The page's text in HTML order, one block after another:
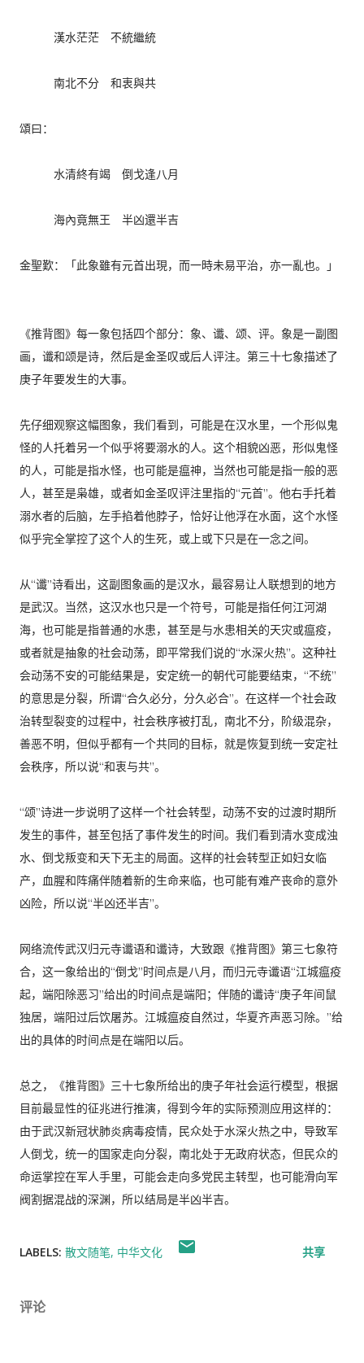
漢水茫茫 不統繼統
南北不分 和衷與共
頌曰：
水清終有竭 倒戈逢八月
海內竟無王 半凶還半吉
金聖歎：「此象雖有元首出現，而一時未易平治，亦一亂也。」
《推背图》每一象包括四个部分：象、谶、颂、评。象是一副图
画，谶和颂是诗，然后是金圣叹或后人评注。第三十七象描述了
庚子年要发生的大事。
先仔细观察这幅图象，我们看到，可能是在汉水里，一个形似鬼
怪的人托着另一个似乎将要溺水的人。这个相貌凶恶，形似鬼怪
的人，可能是指水怪，也可能是瘟神，当然也可能是指一般的恶
人，甚至是枭雄，或者如金圣叹评注里指的“元首”。他右手托着
溺水者的后脑，左手掐着他脖子，恰好让他浮在水面，这个水怪
似乎完全掌控了这个人的生死，或上或下只是在一念之间。
从“谶”诗看出，这副图象画的是汉水，最容易让人联想到的地方
是武汉。当然，这汉水也只是一个符号，可能是指任何江河湖
海，也可能是指普通的水患，甚至是与水患相关的天灾或瘟疫，
或者就是抽象的社会动荡，即平常我们说的“水深火热”。这种社
会动荡不安的可能结果是，安定统一的朝代可能要结束，“不统”
的意思是分裂，所谓“合久必分，分久必合”。在这样一个社会政
治转型裂变的过程中，社会秩序被打乱，南北不分，阶级混杂，
善恶不明，但似乎都有一个共同的目标，就是恢复到统一安定社
会秩序，所以说“和衷与共”。
“颂”诗进一步说明了这样一个社会转型，动荡不安的过渡时期所
发生的事件，甚至包括了事件发生的时间。我们看到清水变成浊
水、倒戈叛变和天下无主的局面。这样的社会转型正如妇女临
产，血腥和阵痛伴随着新的生命来临，也可能有难产丧命的意外
凶险，所以说“半凶还半吉”。
网络流传武汉归元寺谶语和谶诗，大致跟《推背图》第三七象符
合，这一象给出的“倒戈”时间点是八月，而归元寺谶语“江城瘟疫
起，端阳除恶习”给出的时间点是端阳；伴随的谶诗“庚子年间鼠
独居，端阳过后饮屠苏。江城瘟疫自然过，华夏齐声恶习除。”给
出的具体的时间点是在端阳以后。
总之，《推背图》三十七象所给出的庚子年社会运行模型，根据
目前最显性的征兆进行推演，得到今年的实际预测应用这样的：
由于武汉新冠状肺炎病毒疫情，民众处于水深火热之中，导致军
人倒戈，统一的国家走向分裂，南北处于无政府状态，但民众的
命运掌控在军人手里，可能会走向多党民主转型，也可能滑向军
阀割据混战的深渊，所以结局是半凶半吉。
LABELS: 散文随笔 中华文化 共享
评论